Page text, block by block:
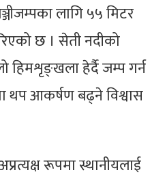
लागि ५५ मिटर
छ । सेती नदीको
हिमशृङ्खला हेर्दै जम्प गर्न
थप आकर्षण बढ्ने विश्वास
रूपमा स्थानीयलाई